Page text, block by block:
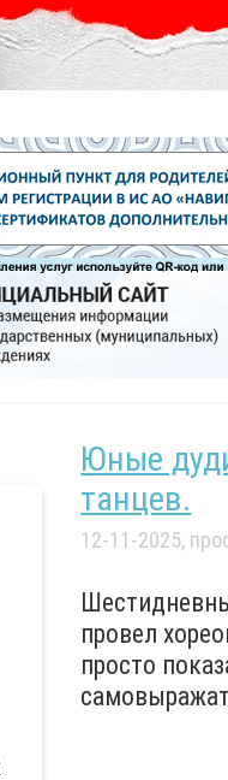
Юные
танцев.
12-11-2025,
провел
просто